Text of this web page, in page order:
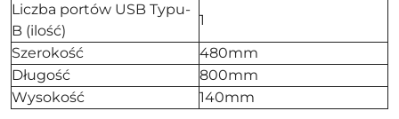
Liczba portów USB Typu-
B (ilość)
1
Szerokość
480mm
Długość
800mm
Wysokość
140mm